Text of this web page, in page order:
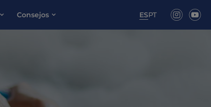
Consejos ESPT